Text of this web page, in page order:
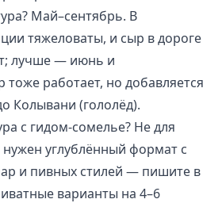
Май–сентябрь. В
тяжеловаты, и сыр в дороге
лучше — июнь и
тоже работает, но добавляется
Колывани (гололёд).
с гидом-сомелье? Не для
нужен углублённый формат с
и пивных стилей — пишите в
варианты на 4–6